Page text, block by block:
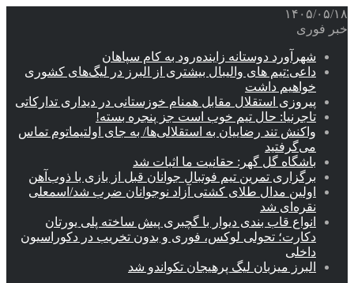
۱۴۰۵/۰۵/۱۸
خبر فوری
شهرآورد دوستانه زاینده‌رود به کام سپاهان
داعی:تیم های والیبال بیشتری از البرز در لیگ‌های کشوری
خواهیم داشت
پیروزی استقلال مقابل همنام خوزستانی در دیداری تدارکاتی
تاجرنیا: حال تیم خوب است جز پنجره بسته!
واکنش تند رضاییان به استقلالی‌ها/ به جای اولتیماتوم تماس
می‌گرفتید
باشگاه گل گهر: حقانیت ما اثبات شد
برگزاری تمرین تیم فوتبال جوانان قبل از بازی با ذوب‌آهن
اولین مدال طلای کشتی آزاد نوجوانان ضرب شد/اسمعلی
نقره‌ای شد
انواع قاب بندی دیوار با گچبری پیش ساخته پلی یورتان
دکارت؛ تحولی لوکس، فوری و بدون تخریب در دکوراسیون
داخلی
البرز میزبان لیگ پرهیجان تکواندو شد